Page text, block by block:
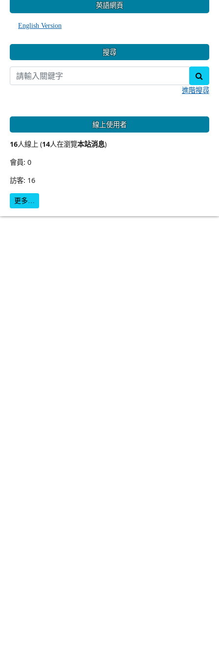
英語網頁
English Version
搜尋
進階搜尋
線上使用者
16人線上 (14人在瀏覽本站消息)
會員: 0
訪客: 16
更多…